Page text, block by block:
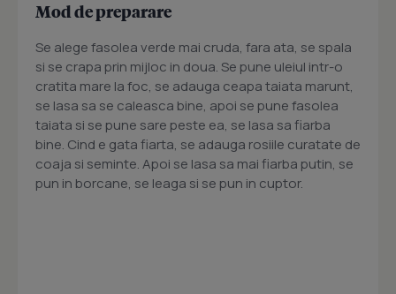
Mod de preparare
Se alege fasolea verde mai cruda, fara ata, se spala
si se crapa prin mijloc in doua. Se pune uleiul intr-o
cratita mare la foc, se adauga ceapa taiata marunt,
se lasa sa se caleasca bine, apoi se pune fasolea
taiata si se pune sare peste ea, se lasa sa fiarba
bine. Cind e gata fiarta, se adauga rosiile curatate de
coaja si seminte. Apoi se lasa sa mai fiarba putin, se
pun in borcane, se leaga si se pun in cuptor.